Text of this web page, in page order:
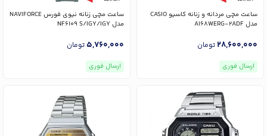
ساعت مچی مردانه و زنانه کاسیو CASIO
مدل A168WERG-2ADF
28,600,000تومان
ارسال فوری
ساعت مچی زنانه نیوی فورس NAVIFORCE
مدل NF6109 S/IGY/IGY
5,760,000تومان
ارسال فوری